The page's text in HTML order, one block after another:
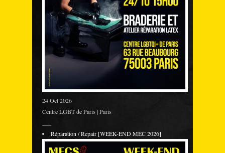
24 Oct 2026
Centre LGBT de Paris | Paris
Réparation / Repair [WEEK-END MEC 2026]